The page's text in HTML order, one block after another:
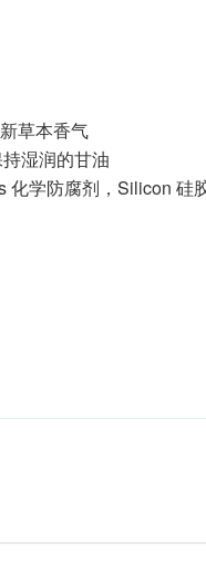
草本香气
湿润的甘油
学防腐剂，Silicon